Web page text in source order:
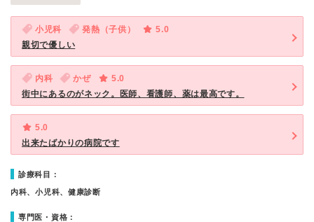
小児科 発熱（子供）
5.0
親切で優しい
内科 かぜ
5.0
街中にあるのがネック。医師、看護師、薬は最高です。
5.0
出来たばかりの病院です
診療科目：
内科、小児科、健康診断
専門医・資格：